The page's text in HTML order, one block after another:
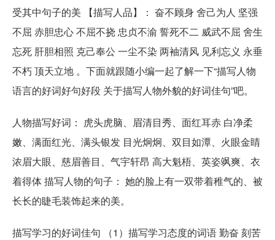
受其中句子的美 【描写人品】： 奋不顾身 舍己为人 坚强
不屈 赤胆忠心 不屈不挠 忠贞不渝 誓死不二 威武不屈 舍生
忘死 肝胆相照 克己奉公 一尘不染 两袖清风 见利忘义 永垂
不朽 顶天立地 。下面就跟随小编一起了解一下“描写人物
语言的好词好句好段 关于描写人物外貌的好词佳句”吧。
人物描写好词： 虎头虎脑、眉清目秀、面红耳赤 白净柔
嫩、满面红光、满头银发 目光炯炯、双目如潭、火眼金睛
浓眉大眼、慈眉善目、气宇轩昂 高大魁梧、英姿飒爽、衣
着得体 描写人物的句子： 她的脸上有一双带着稚气的、被
长长的睫毛装饰起来的美。
描写学习的好词佳句 （1）描写学习态度的词语 勤奋 刻苦